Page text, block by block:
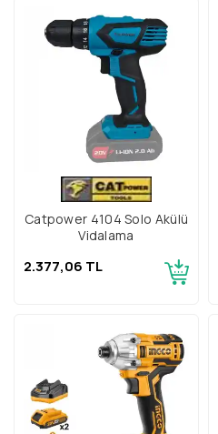
Catpower 4104 Solo Akülü
Vidalama
2.377,06 TL